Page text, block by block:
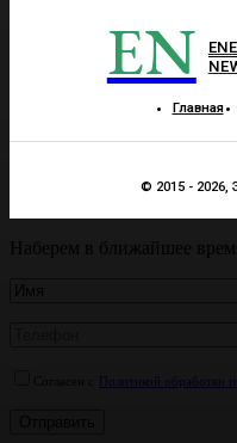
EN
Главная
© 2015 - 2026,
Наберем в ближайшее